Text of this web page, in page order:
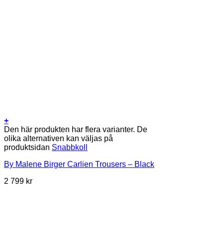
+
Den här produkten har flera varianter. De
olika alternativen kan väljas på
produktsidan Snabbkoll
By Malene Birger Carlien Trousers – Black
2 799 kr